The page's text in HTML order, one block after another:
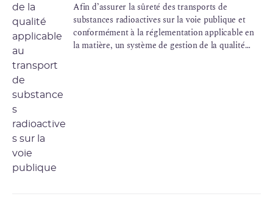
Afin d’assurer la sûreté des transports de
substances radioactives sur la voie publique et
conformément à la réglementation applicable en
la matière, un système de gestion de la qualité